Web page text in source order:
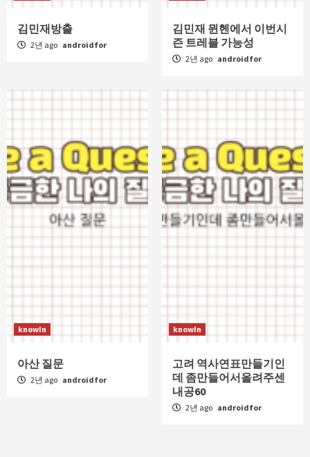
김민재방출
2년 ago androidfor
김민재 뮌헨에서 이번시
즌 트레블 가능성
2년 ago androidfor
knowIn
아산 질문
2년 ago androidfor
knowIn
고려 역사연표만들기인
데 좀만들어서올려주센
내공60
2년 ago androidfor